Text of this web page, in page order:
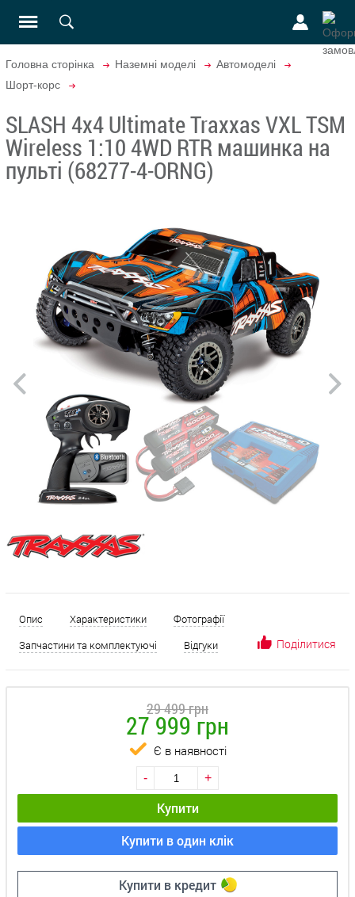
Головна сторінка Наземні моделі
Автомоделі
Шорт-корс
SLASH 4x4 Ultimate Traxxas VXL TSM
Wireless 1:10 4WD RTR машинка на
пульті (68277-4-ORNG)
Опис Характеристики
Фотографії
Запчастини та комплектуючі
Відгуки Поділитися
29 499 грн
27 999 грн
Є в наявності
- +
Купити
Купити в один клік
Купити в кредит